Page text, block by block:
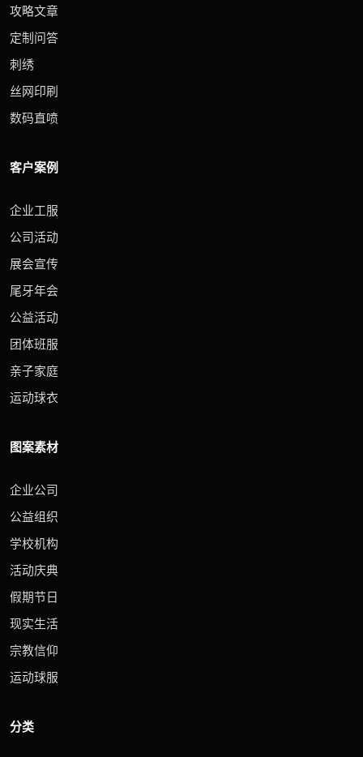
攻略文章
定制问答
刺绣
丝网印刷
数码直喷
客户案例
企业工服
公司活动
展会宣传
尾牙年会
公益活动
团体班服
亲子家庭
运动球衣
图案素材
企业公司
公益组织
学校机构
活动庆典
假期节日
现实生活
宗教信仰
运动球服
分类